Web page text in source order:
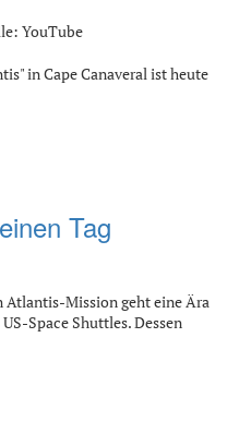
YouTube
in Cape Canaveral ist heute
Tag
Mission geht eine Ära
Space Shuttles. Dessen